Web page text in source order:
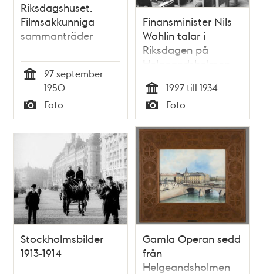
Riksdagshuset.
Filmsakkunniga
sammanträder
27 september
1950
Typ
Foto
Finansminister Nils
Wohlin talar i
Riksdagen på
Helgeandsholmen
Tid
1927 till 1934
Typ
Foto
Stockholmsbilder
1913-1914
Gamla Operan sedd
från
Helgeandsholmen